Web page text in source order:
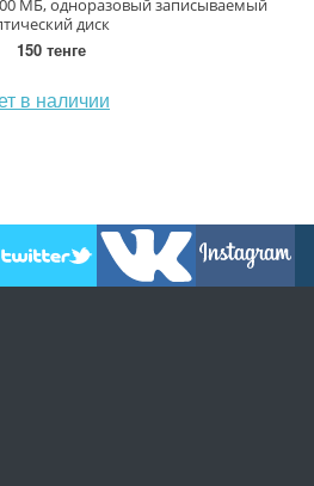
МБ, одноразовый записываемый
диск
150 тенге
в наличии